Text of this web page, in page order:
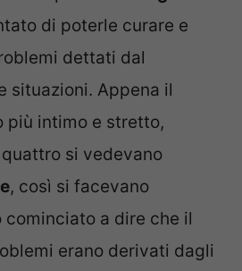
di poterle curare e
dettati dal
situazioni. Appena il
più intimo e stretto,
si vedevano
, così si facevano
cominciato a dire che il
erano derivati dagli